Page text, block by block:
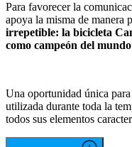
Para favorecer la
apoya la misma de manera
irrepetible: la bicicleta
como campeón del mundo
Una oportunidad única
utilizada durante toda la
todos sus elementos